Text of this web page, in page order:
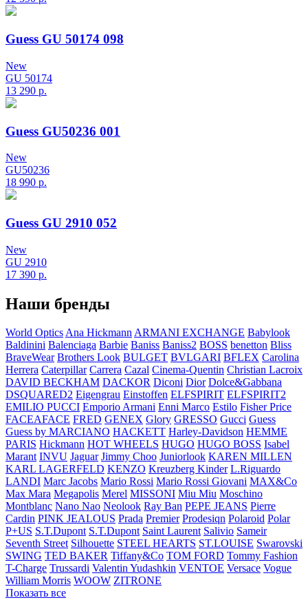
Guess GU 50174 098
New
GU 50174
13 290 р.
Guess GU50236 001
New
GU50236
18 990 р.
Guess GU 2910 052
New
GU 2910
17 390 р.
Наши бренды
World OpticsAna HickmannARMANI EXCHANGE Babylook
Baldinini Balenciaga Barbie Baniss Baniss2 BOSS benetton Bliss
BraveWear Brothers Look BULGET BVLGARI BFLEX Carolina
Herrera Caterpillar Carrera Cazal Cinema-Quentin Christian Lacroix
DAVID BECKHAM DACKOR Diconi Dior Dolce&Gabbana
DSQUARED2 Eigengrau Einstoffen ELFSPIRIT ELFSPIRIT2
EMILIO PUCCI Emporio Armani Enni Marco Estilo Fisher Price
FACEAFACE FRED GENEX Glory GRESSO Gucci Guess
Guess by MARCIANO HACKETT Harley-Davidson HEMME
PARIS Hickmann HOT WHEELS HUGO HUGO BOSS Isabel
Marant INVU Jaguar Jimmy Choo Juniorlook KAREN MILLEN
KARL LAGERFELD KENZO Kreuzberg Kinder L.Riguardo
LANDI Marc Jacobs Mario Rossi Mario Rossi Giovani MAX&Co
Max Mara Megapolis Merel MISSONI Miu Miu Moschino
Montblanc Nano Nao Neolook Ray Ban PEPE JEANS Pierre
Cardin PINK JEALOUS Prada Premier Prodesiqn Polaroid Polar
P+US S.T.Dupont S.T.Dupont Saint Laurent Salivio Sameir
Seventh Street Silhouette STEEL HEARTS ST.LOUISE Swarovski
SWING TED BAKER Tiffany&Co TOM FORD Tommy Fashion
T-Charge Trussardi Valentin Yudashkin VENTOE Versace Vogue
William Morris WOOW ZITRONE
Показать все